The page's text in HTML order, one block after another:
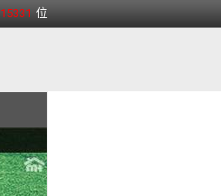
15331 位